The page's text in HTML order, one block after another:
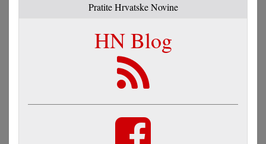
Pratite Hrvatske Novine
HN Blog